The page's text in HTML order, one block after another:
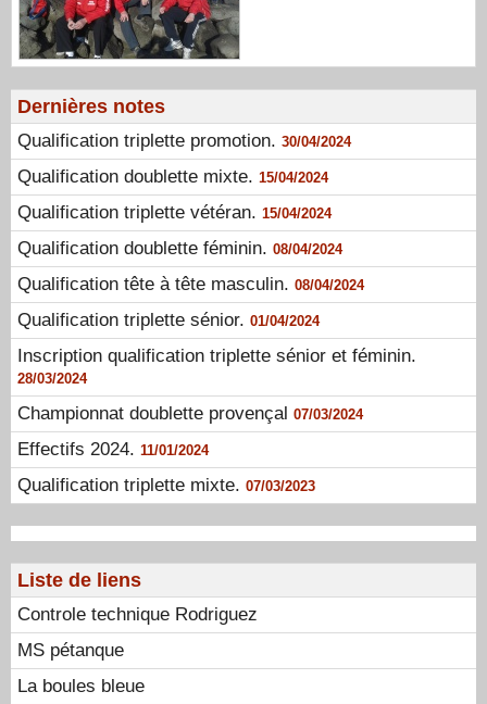
Dernières notes
Qualification triplette promotion. 30/04/2024
Qualification doublette mixte. 15/04/2024
Qualification triplette vétéran. 15/04/2024
Qualification doublette féminin. 08/04/2024
Qualification tête à tête masculin. 08/04/2024
Qualification triplette sénior. 01/04/2024
Inscription qualification triplette sénior et féminin.
28/03/2024
Championnat doublette provençal 07/03/2024
Effectifs 2024. 11/01/2024
Qualification triplette mixte. 07/03/2023
Liste de liens
Controle technique Rodriguez
MS pétanque
La boules bleue